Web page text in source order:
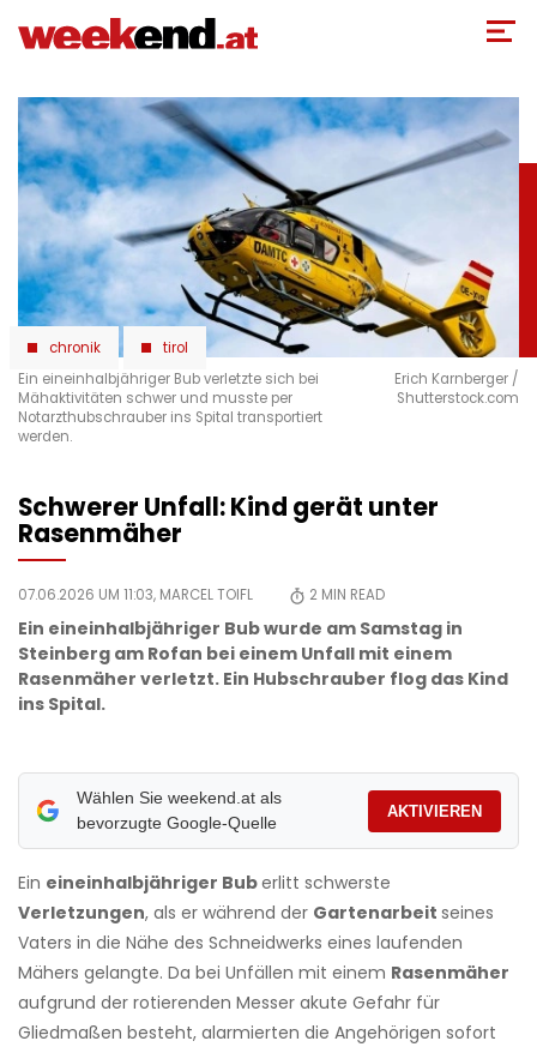
zum
chronik
tirol
Ein eineinhalbjähriger Bub verletzte sich bei
Mähaktivitäten schwer und musste per
Notarzthubschrauber ins Spital transportiert
werden.
Erich Karnberger /
Shutterstock.com
Schwerer Unfall: Kind gerät unter
Rasenmäher
07.06.2026 UM 11:03, MARCEL TOIFL 2 MIN READ
Ein eineinhalbjähriger Bub wurde am Samstag in
Steinberg am Rofan bei einem Unfall mit einem
Rasenmäher verletzt. Ein Hubschrauber flog das Kind
ins Spital.
Wählen Sie weekend.at als
bevorzugte Google-Quelle
AKTIVIEREN
Ein eineinhalbjähriger Buberlitt schwerste
Verletzungen, als er während der Gartenarbeit seines
Vaters in die Nähe des Schneidwerks eines laufenden
Mähers gelangte. Da bei Unfällen mit einem Rasenmäher
aufgrund der rotierenden Messer akute Gefahr für
Gliedmaßen besteht, alarmierten die Angehörigen sofort